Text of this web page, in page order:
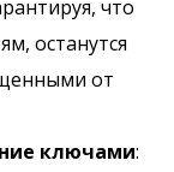
что
останутся
от
ключами: